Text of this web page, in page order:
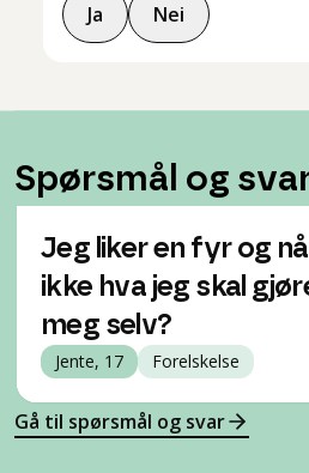
Ja Nei
Spørsmål og
Jeg liker en fyr og
ikke hva jeg skal
meg selv?
Jente, 17 Forelskelse
Gå til spørsmål og svar